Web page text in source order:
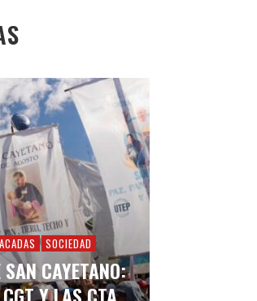
SOCIEDAD
CAYETANO:
Y LAS CTA